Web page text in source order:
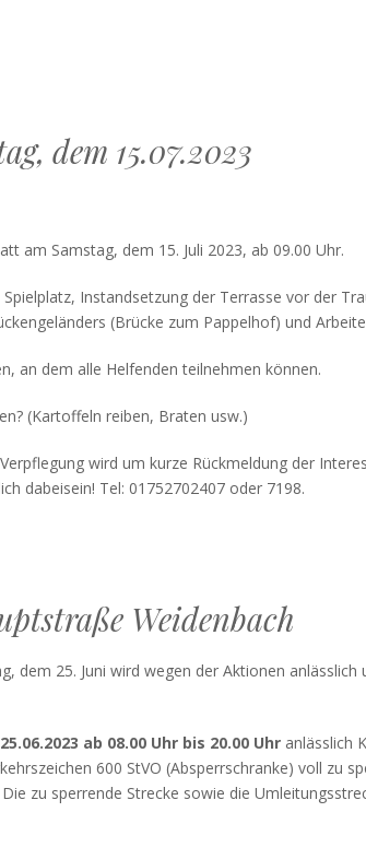
dem 15.07.2023
am Samstag, dem 15. Juli 2023, ab 09.00 Uhr.
Instandsetzung der Terrasse vor der
(Brücke zum Pappelhof) und
an dem alle Helfenden teilnehmen können.
(Kartoffeln reiben, Braten usw.)
wird um kurze Rückmeldung der
dabeisein! Tel: 01752702407 oder 7198.
Weidenbach
dem 25. Juni wird wegen der Aktionen
25.06.2023 ab 08.00 Uhr bis 20.00 Uhranlässlich
600 StVO (Absperrschranke) voll zu
zu sperrende Strecke sowie die